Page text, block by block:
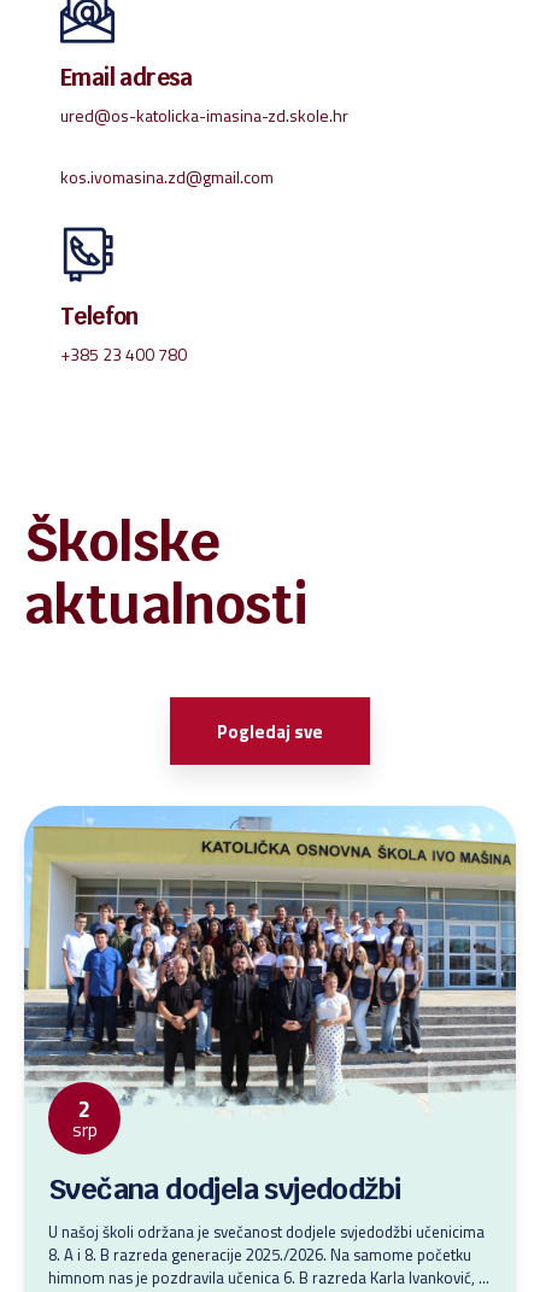
Email adresa
ured@os-katolicka-imasina-zd.skole.hr
kos.ivomasina.zd@gmail.com
Telefon
+385 23 400 780
Školske
aktualnosti
Pogledaj sve
2
srp
Svečana dodjela svjedodžbi
U našoj školi održana je svečanost dodjele svjedodžbi učenicima
8. A i 8. B razreda generacije 2025./2026. Na samome početku
himnom nas je pozdravila učenica 6. B razreda Karla Ivanković, a